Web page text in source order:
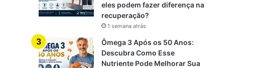
eles podem fazer diferença na
recuperação?
1 semana atrás
Ômega 3 Após os 50 Anos:
Descubra Como Esse
Nutriente Pode Melhorar Sua